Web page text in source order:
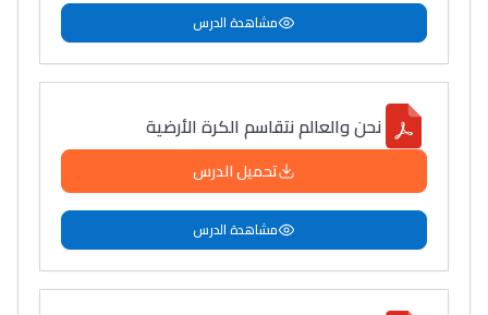
مشاهدة الدرس
نحن والعالم نتقاسم الكرة الأرضية
تحميل الدرس
مشاهدة الدرس